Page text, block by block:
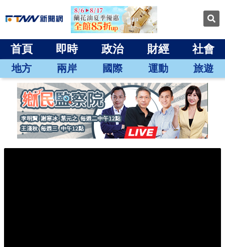
首頁 即時 政治 財經 社會
地方 兩岸 國際 運動 旅遊